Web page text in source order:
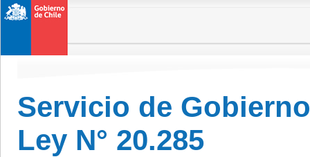
Servicio de
Ley N° 20.285